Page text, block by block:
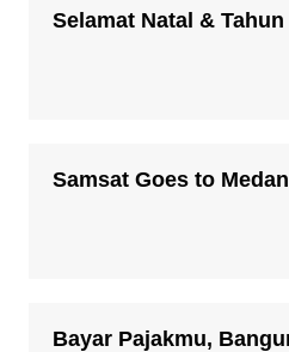
Selamat Natal &
Samsat Goes to Medan
Bayar Pajakmu,